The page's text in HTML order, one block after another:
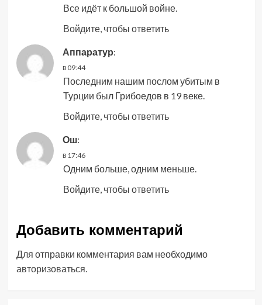
Все идёт к большой войне.
Войдите, чтобы ответить
Аппаратур:
в 09:44
Последним нашим послом убитым в
Турции был Грибоедов в 19 веке.
Войдите, чтобы ответить
Ош:
в 17:46
Одним больше, одним меньше.
Войдите, чтобы ответить
Добавить комментарий
Для отправки комментария вам необходимо
авторизоваться.